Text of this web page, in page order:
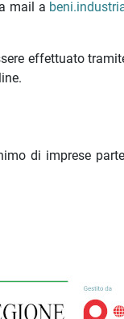
mail a
effettuato
di imprese